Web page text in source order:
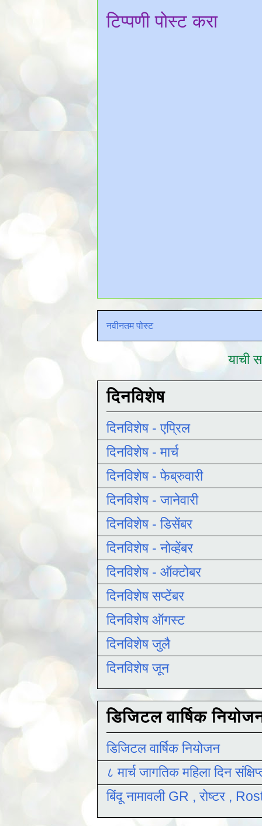
टिप्पणी पोस्ट करा
नवीनतम पोस्ट
याची
दिनविशेष
दिनविशेष - एप्रिल
दिनविशेष - मार्च
दिनविशेष - फेब्रुवारी
दिनविशेष - जानेवारी
दिनविशेष - डिसेंबर
दिनविशेष - नोव्हेंबर
दिनविशेष - ऑक्टोबर
दिनविशेष सप्टेंबर
दिनविशेष ऑगस्ट
दिनविशेष जुलै
दिनविशेष जून
डिजिटल वार्षिक
डिजिटल वार्षिक नियोजन
८ मार्च जागतिक महिला दिन
बिंदू नामावली GR , रोष्टर ,